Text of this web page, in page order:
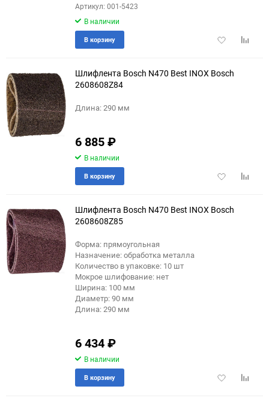
Артикул: 001-5423
В наличии
Добавить
В корзину
Шлифлента Bosch N470 Best INOX Bosch
2608608Z84
Длина: 290 мм
6 885₽
В наличии
Добавить
В корзину
Шлифлента Bosch N470 Best INOX Bosch
2608608Z85
Форма: прямоугольная
Назначение: обработка металла
Количество в упаковке: 10 шт
Мокрое шлифование: нет
Ширина: 100 мм
Диаметр: 90 мм
Длина: 290 мм
6 434₽
В наличии
Добавить
В корзину